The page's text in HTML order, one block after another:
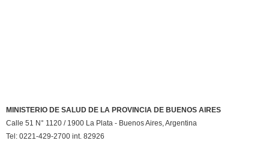
MINISTERIO DE SALUD DE LA PROVINCIA DE BUENOS AIRES
Calle 51 N° 1120 / 1900 La Plata - Buenos Aires, Argentina
Tel: 0221-429-2700 int. 82926